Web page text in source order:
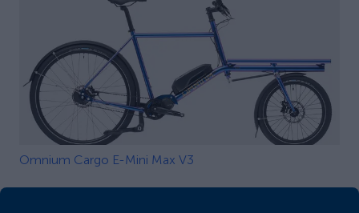
Omnium Cargo E-Mini Max V3